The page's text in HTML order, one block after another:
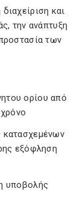
και
την ανάπτυξη
των
ορίου από
κατασχεμένων
εξόφληση
υποβολής